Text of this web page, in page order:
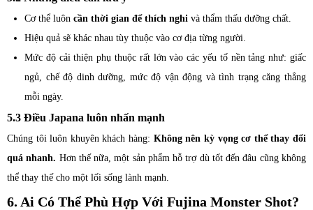
Cơ thể luôn cần thời gian để thích nghi và thẩm thấu dưỡng chất.
Hiệu quả sẽ khác nhau tùy thuộc vào cơ địa từng người.
Mức độ cải thiện phụ thuộc rất lớn vào các yếu tố nền tảng như: giấc
ngủ, chế độ dinh dưỡng, mức độ vận động và tình trạng căng thẳng
mỗi ngày.
5.3 Điều Japana luôn nhấn mạnh
Chúng tôi luôn khuyên khách hàng: Không nên kỳ vọng cơ thể thay đổi
quá nhanh. Hơn thế nữa, một sản phẩm hỗ trợ dù tốt đến đâu cũng không
thể thay thế cho một lối sống lành mạnh.
6. Ai Có Thể Phù Hợp Với Fujina Monster Shot?